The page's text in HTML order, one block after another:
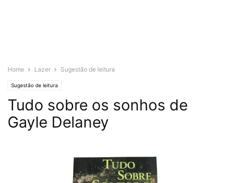
Home Lazer Sugestão de leitura
Sugestão de leitura
Tudo sobre os sonhos de
Gayle Delaney